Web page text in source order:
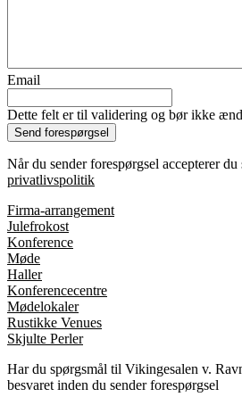
Email
Dette felt er til validering og bør ikke
Når du sender forespørgsel accepterer
privatlivspolitik
Firma-arrangement
Julefrokost
Konference
Møde
Haller
Konferencecentre
Mødelokaler
Rustikke Venues
Skjulte Perler
Har du spørgsmål til Vikingesalen v.
besvaret inden du sender forespørgsel